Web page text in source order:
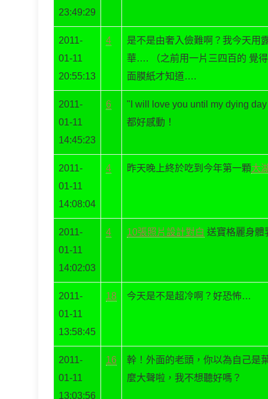
23:49:29
2011-
01-11
20:55:13
4
是不是由奢入儉難啊？我今天用
華…. （之前用一片三四百的 覺
面膜紙才知道….
2011-
01-11
14:45:23
6
"I will love you until my dying
都好感動！
2011-
01-11
14:08:04
4 昨天晚上終於吃到今年第一顆大
2011-
01-11
14:02:03
4 10張照片設計對白 送寶格麗身體
2011-
01-11
13:58:45
18 今天是不是超冷啊？好恐怖…
2011-
01-11
13:03:56
16
幹！外面的老頭，你以為自己是
麼大聲啦，我不想聽好嗎？